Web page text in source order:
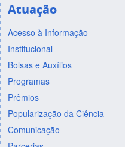
Atuação
Acesso à Informação
Institucional
Bolsas e Auxílios
Programas
Prêmios
Popularização da Ciência
Comunicação